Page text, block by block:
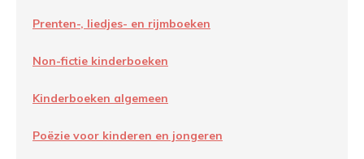
Prenten-, liedjes- en rijmboeken
Non-fictie kinderboeken
Kinderboeken algemeen
Poëzie voor kinderen en jongeren